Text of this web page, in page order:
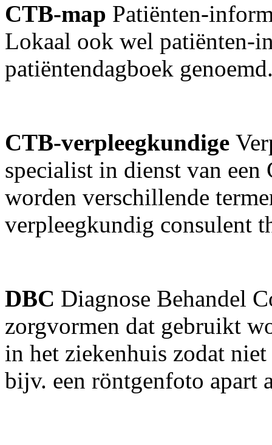
CTB-map Patiënten-
Lokaal ook wel patiënten-
patiëntendagboek
CTB-verpleegkundige
specialist in dienst van
worden verschillende
verpleegkundig consulent
DBC Diagnose Behandel
zorgvormen dat gebruikt
in het ziekenhuis zodat
bijv. een röntgenfoto apart